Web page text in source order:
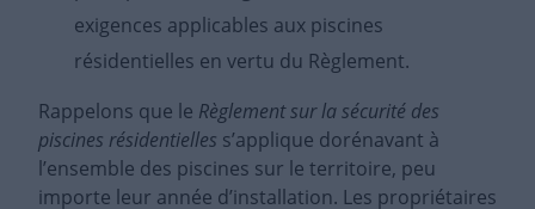
exigences applicables aux piscines
résidentielles en vertu du Règlement.
Rappelons que le Règlement sur la sécurité des
piscines résidentielles s’applique dorénavant à
l’ensemble des piscines sur le territoire, peu
importe leur année d’installation. Les propriétaires